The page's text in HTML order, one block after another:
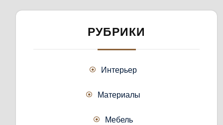
РУБРИКИ
Интерьер
Материалы
Мебель